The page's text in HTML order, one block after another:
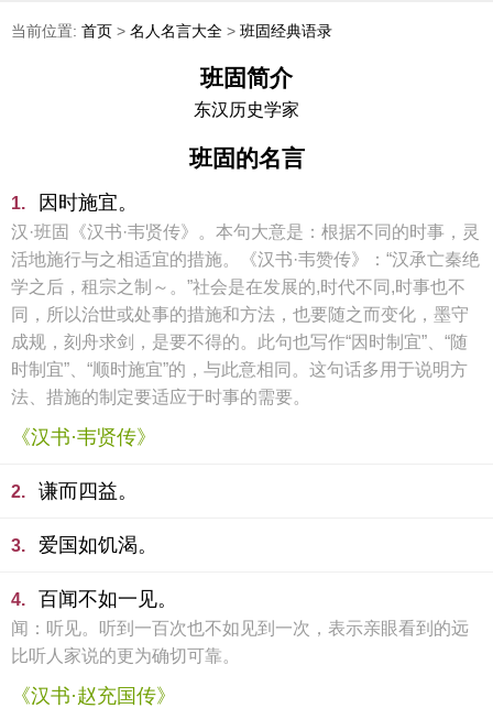
当前位置: 首页 > 名人名言大全 > 班固经典语录
班固简介
东汉历史学家
班固的名言
1. 因时施宜。
汉·班固《汉书·韦贤传》。本句大意是：根据不同的时事，灵
活地施行与之相适宜的措施。《汉书·韦赞传》：“汉承亡秦绝
学之后，租宗之制～。”社会是在发展的,时代不同,时事也不
同，所以治世或处事的措施和方法，也要随之而变化，墨守
成规，刻舟求剑，是要不得的。此句也写作“因时制宜”、“随
时制宜”、“顺时施宜”的，与此意相同。这句话多用于说明方
法、措施的制定要适应于时事的需要。
《汉书·韦贤传》
2. 谦而四益。
3. 爱国如饥渴。
4. 百闻不如一见。
闻：听见。听到一百次也不如见到一次，表示亲眼看到的远
比听人家说的更为确切可靠。
《汉书·赵充国传》